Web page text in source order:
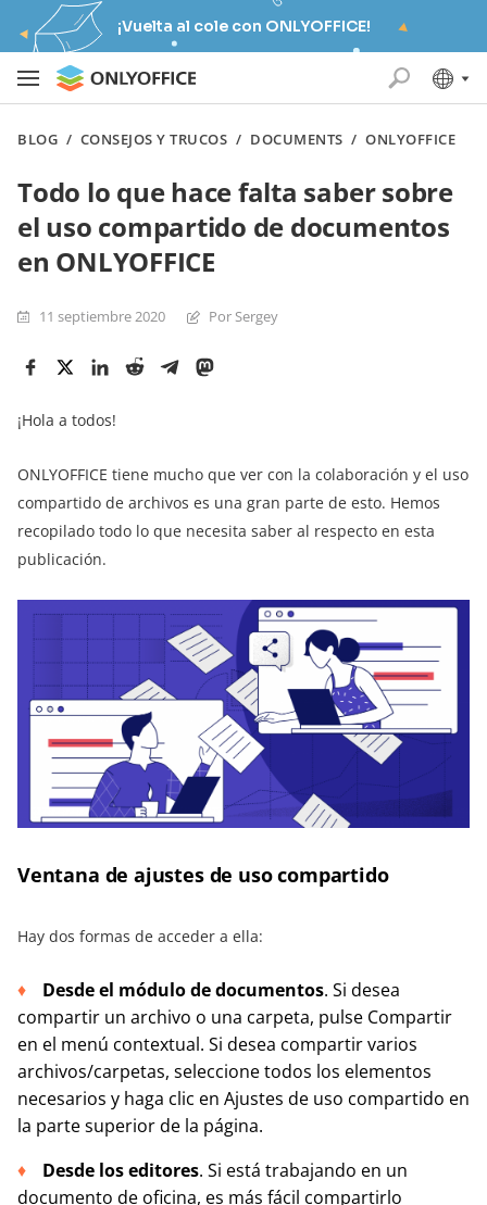
¡Vuelta al cole con ONLYOFFICE!
BLOG / CONSEJOS Y TRUCOS / DOCUMENTS /ONLYOFFICE
Todo lo que hace falta saber sobre
el uso compartido de documentos
en ONLYOFFICE
11 septiembre 2020 Por Sergey
¡Hola a todos!
ONLYOFFICE tiene mucho que ver con la colaboración y el uso
compartido de archivos es una gran parte de esto. Hemos
recopilado todo lo que necesita saber al respecto en esta
publicación.
Ventana de ajustes de uso compartido
Hay dos formas de acceder a ella:
Desde el módulo de documentos. Si desea
compartir un archivo o una carpeta, pulse Compartir
en el menú contextual. Si desea compartir varios
archivos/carpetas, seleccione todos los elementos
necesarios y haga clic en Ajustes de uso compartido en
la parte superior de la página.
Desde los editores. Si está trabajando en un
documento de oficina, es más fácil compartirlo